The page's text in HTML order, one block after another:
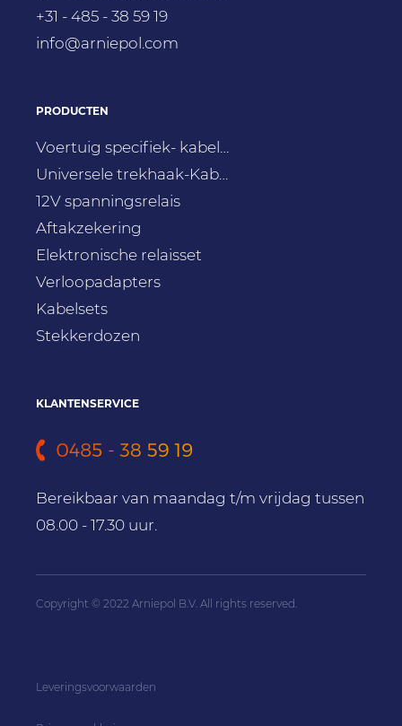
+31 - 485 - 38 59 19
info@arniepol.com
PRODUCTEN
12V spanningsrelais
Aftakzekering
Elektronische relaisset
Verloopadapters
Kabelsets
Stekkerdozen
KLANTENSERVICE
Bereikbaar van maandag t/m vrijdag tussen
08.00 - 17.30 uur.
Copyright © 2022 Arniepol B.V. All rights reserved.
Leveringsvoorwaarden